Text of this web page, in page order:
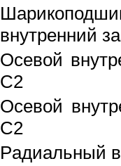
внутренний
Осевой
C2
Осевой
C2
Pадиальный